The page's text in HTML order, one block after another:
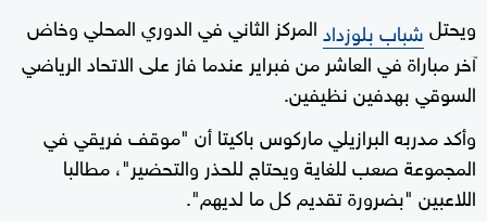
ويحتلشباب بلوزدادالمركز الثاني في الدوري المحلي وخاض
آخر مباراة في العاشر من فبراير عندما فاز على الاتحاد الرياضي
السوقي بهدفين نظيفين.
وأكد مدربه البرازيلي ماركوس باكيتا أن "موقف فريقي في
المجموعة صعب للغاية ويحتاج للحذر والتحضير"، مطالبا
اللاعبين "بضرورة تقديم كل ما لديهم".